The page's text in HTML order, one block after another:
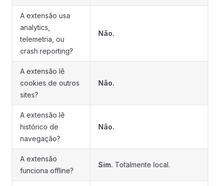
A extensão usa
analytics,
telemetria, ou
crash reporting?
Não.
A extensão lê
cookies de outros
sites?
Não.
A extensão lê
histórico de
navegação?
Não.
A extensão
funciona offline?
Sim. Totalmente local.